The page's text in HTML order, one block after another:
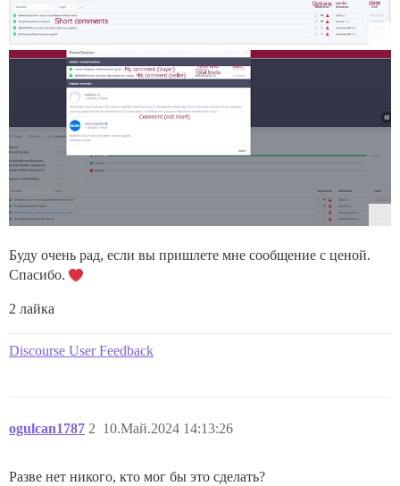
Буду очень рад, если вы пришлете мне сообщение с ценой.
Спасибо.
2 лайка
Discourse User Feedback
ogulcan1787 10.Май.2024 14:13:26
2
Разве нет никого, кто мог бы это сделать?